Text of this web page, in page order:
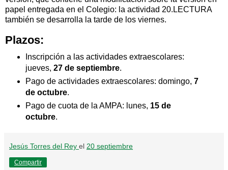
papel entregada en el Colegio: la actividad 20.LECTURA
también se desarrolla la tarde de los viernes.
Plazos:
Inscripción a las actividades extraescolares:
jueves, 27 de septiembre.
Pago de actividades extraescolares: domingo, 7
de octubre.
Pago de cuota de la AMPA: lunes, 15 de
octubre.
Jesús Torres del Rey el 20 septiembre
Compartir